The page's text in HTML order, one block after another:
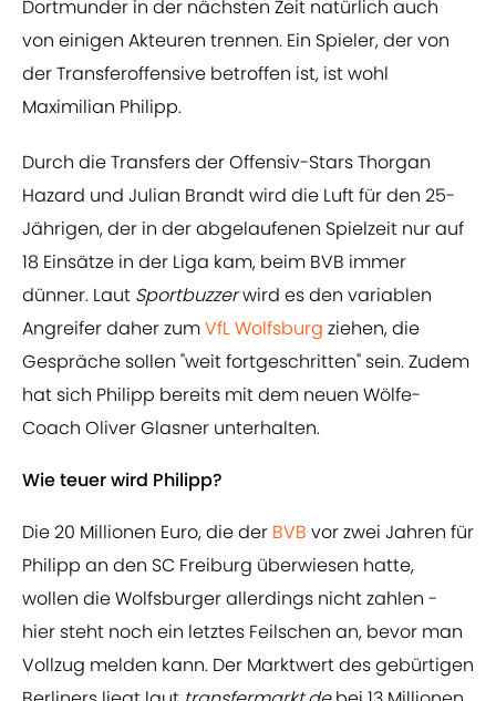
Dortmunder in der nächsten Zeit natürlich auch
von einigen Akteuren trennen. Ein Spieler, der von
der Transferoffensive betroffen ist, ist wohl
Maximilian Philipp.
Durch die Transfers der Offensiv-Stars Thorgan
Hazard und Julian Brandt wird die Luft für den 25-
Jährigen, der in der abgelaufenen Spielzeit nur auf
18 Einsätze in der Liga kam, beim BVB immer
dünner. Laut Sportbuzzerwird es den variablen
Angreifer daher zum​VfL Wolfsburg ziehen, die
Gespräche sollen "weit fortgeschritten" sein. Zudem
hat sich Philipp bereits mit dem neuen Wölfe-
Coach Oliver Glasner unterhalten.
Wie teuer wird Philipp?
Die 20 Millionen Euro, die der ​BVB vor zwei Jahren für
Philipp an den SC Freiburg überwiesen hatte,
wollen die Wolfsburger allerdings nicht zahlen -
hier steht noch ein letztes Feilschen an, bevor man
Vollzug melden kann. Der Marktwert des gebürtigen